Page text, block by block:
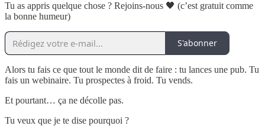
Tu as appris quelque chose ? Rejoins-nous 🖤 (c’est gratuit comme
la bonne humeur)
S'abonner
Alors tu fais ce que tout le monde dit de faire : tu lances une pub. Tu
fais un webinaire. Tu prospectes à froid. Tu vends.
Et pourtant… ça ne décolle pas.
Tu veux que je te dise pourquoi ?